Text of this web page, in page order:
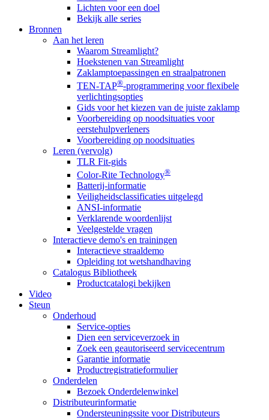
Lichten voor een doel
Bekijk alle series
Bronnen
Aan het leren
Waarom Streamlight?
Hoekstenen van Streamlight
Zaklamptoepassingen en straalpatronen
TEN-TAP®-programmering voor flexibele
verlichtingsopties
Gids voor het kiezen van de juiste zaklamp
Voorbereiding op noodsituaties voor
eerstehulpverleners
Voorbereiding op noodsituaties
Leren (vervolg)
TLR Fit-gids
Color-Rite Technology®
Batterij-informatie
Veiligheidsclassificaties uitgelegd
ANSI-informatie
Verklarende woordenlijst
Veelgestelde vragen
Interactieve demo's en trainingen
Interactieve straaldemo
Opleiding tot wetshandhaving
Catalogus Bibliotheek
Productcatalogi bekijken
Video
Steun
Onderhoud
Service-opties
Dien een serviceverzoek in
Zoek een geautoriseerd servicecentrum
Garantie informatie
Productregistratieformulier
Onderdelen
Bezoek Onderdelenwinkel
Distributeurinformatie
Ondersteuningssite voor Distributeurs